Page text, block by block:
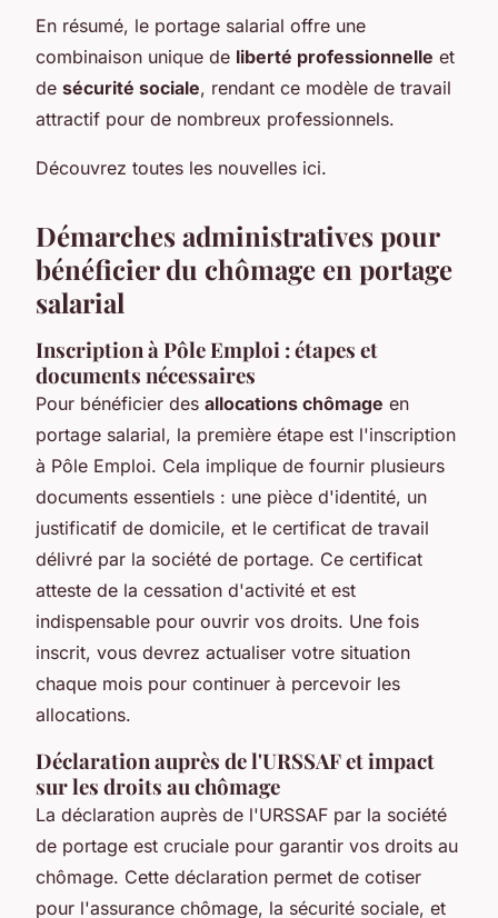
En résumé, le portage salarial offre une
combinaison unique de liberté professionnelle et
de sécurité sociale, rendant ce modèle de travail
attractif pour de nombreux professionnels.
Découvrez toutes les nouvelles ici.
Démarches administratives pour
bénéficier du chômage en portage
salarial
Inscription à Pôle Emploi : étapes et
documents nécessaires
Pour bénéficier des allocations chômage en
portage salarial, la première étape est l'inscription
à Pôle Emploi. Cela implique de fournir plusieurs
documents essentiels : une pièce d'identité, un
justificatif de domicile, et le certificat de travail
délivré par la société de portage. Ce certificat
atteste de la cessation d'activité et est
indispensable pour ouvrir vos droits. Une fois
inscrit, vous devrez actualiser votre situation
chaque mois pour continuer à percevoir les
allocations.
Déclaration auprès de l'URSSAF et impact
sur les droits au chômage
La déclaration auprès de l'URSSAF par la société
de portage est cruciale pour garantir vos droits au
chômage. Cette déclaration permet de cotiser
pour l'assurance chômage, la sécurité sociale, et